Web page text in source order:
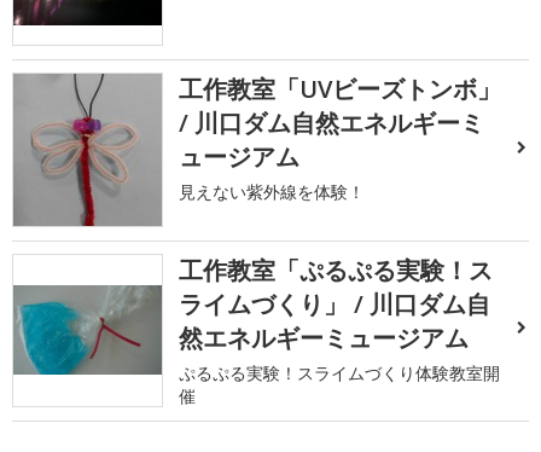
工作教室「UVビーズトンボ」
/ 川口ダム自然エネルギーミ
ュージアム
見えない紫外線を体験！
工作教室「ぷるぷる実験！ス
ライムづくり」 / 川口ダム自
然エネルギーミュージアム
ぷるぷる実験！スライムづくり体験教室開
催